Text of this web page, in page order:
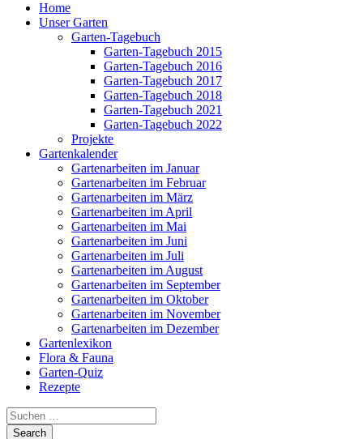
Home
Unser Garten
Garten-Tagebuch
Garten-Tagebuch 2015
Garten-Tagebuch 2016
Garten-Tagebuch 2017
Garten-Tagebuch 2018
Garten-Tagebuch 2021
Garten-Tagebuch 2022
Projekte
Gartenkalender
Gartenarbeiten im Januar
Gartenarbeiten im Februar
Gartenarbeiten im März
Gartenarbeiten im April
Gartenarbeiten im Mai
Gartenarbeiten im Juni
Gartenarbeiten im Juli
Gartenarbeiten im August
Gartenarbeiten im September
Gartenarbeiten im Oktober
Gartenarbeiten im November
Gartenarbeiten im Dezember
Gartenlexikon
Flora & Fauna
Garten-Quiz
Rezepte